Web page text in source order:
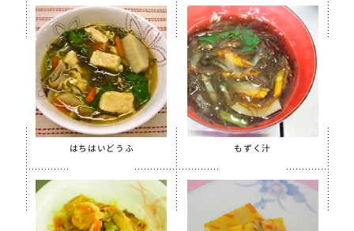
食材
栄養素
カルシウム
鉄分
食物繊維
季節・行事食
春
夏
冬
はちはいどうふ もずく汁